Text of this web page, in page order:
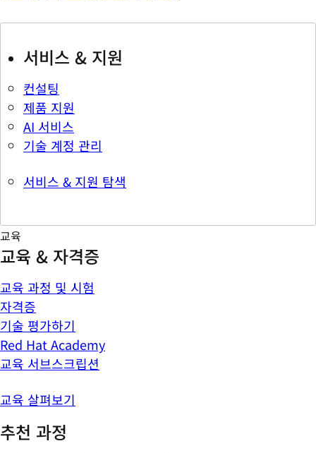
서비스 & 지원
컨설팅
제품 지원
AI 서비스
기술 계정 관리
서비스 & 지원 탐색
교육
교육 & 자격증
교육 과정 및 시험
자격증
기술 평가하기
Red Hat Academy
교육 서브스크립션
교육 살펴보기
추천 과정